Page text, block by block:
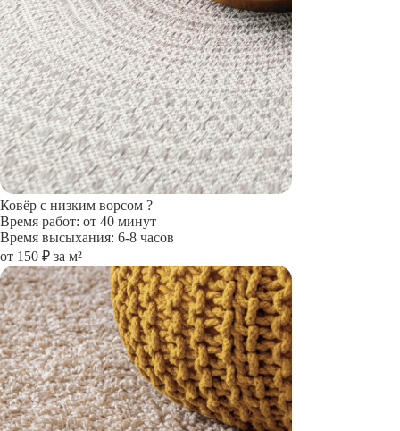
Ковёр с низким ворсом ?
Время работ: от 40 минут
Время высыхания: 6-8 часов
от 150 ₽ за м²